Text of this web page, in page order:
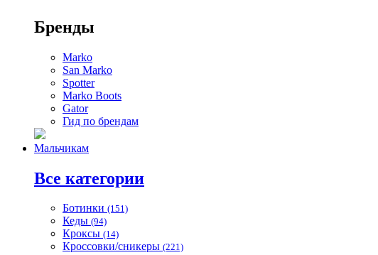
Бренды
Marko
San Marko
Spotter
Marko Boots
Gator
Гид по брендам
Мальчикам
Все категории
Ботинки (151)
Кеды (94)
Кроксы (14)
Кроссовки/сникеры (221)